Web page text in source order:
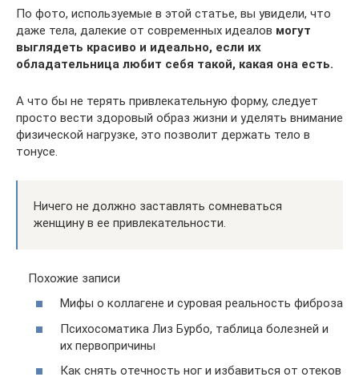
По фото, используемые в этой статье, вы увидели, что
даже тела, далекие от современных идеалов могут
выглядеть красиво и идеально, если их
обладательница любит себя такой, какая она есть.
А что бы не терять привлекательную форму, следует
просто вести здоровый образ жизни и уделять внимание
физической нагрузке, это позволит держать тело в
тонусе.
Ничего не должно заставлять сомневаться
женщину в ее привлекательности.
Похожие записи
Мифы о коллагене и суровая реальность фиброза
Психосоматика Лиз Бурбо, таблица болезней и
их первопричины
Как снять отечность ног и избавиться от отеков